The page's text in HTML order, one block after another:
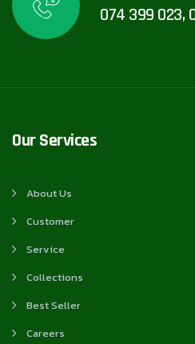
074 399 023,
Our Services
About Us
Customer
Service
Collections
Best Seller
Careers